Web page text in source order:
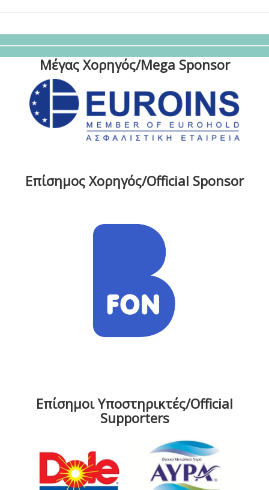
Μέγας Χορηγός/Mega Sponsor
Επίσημος Χορηγός/Official Sponsor
Επίσημοι Υποστηρικτές/Official
Supporters